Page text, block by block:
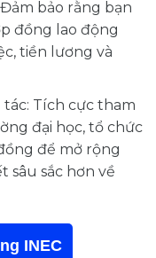
bảo rằng bạn
đồng lao động
tiền lương và
Tích cực tham
đại học, tổ chức
để mở rộng
sâu sắc hơn về
INEC